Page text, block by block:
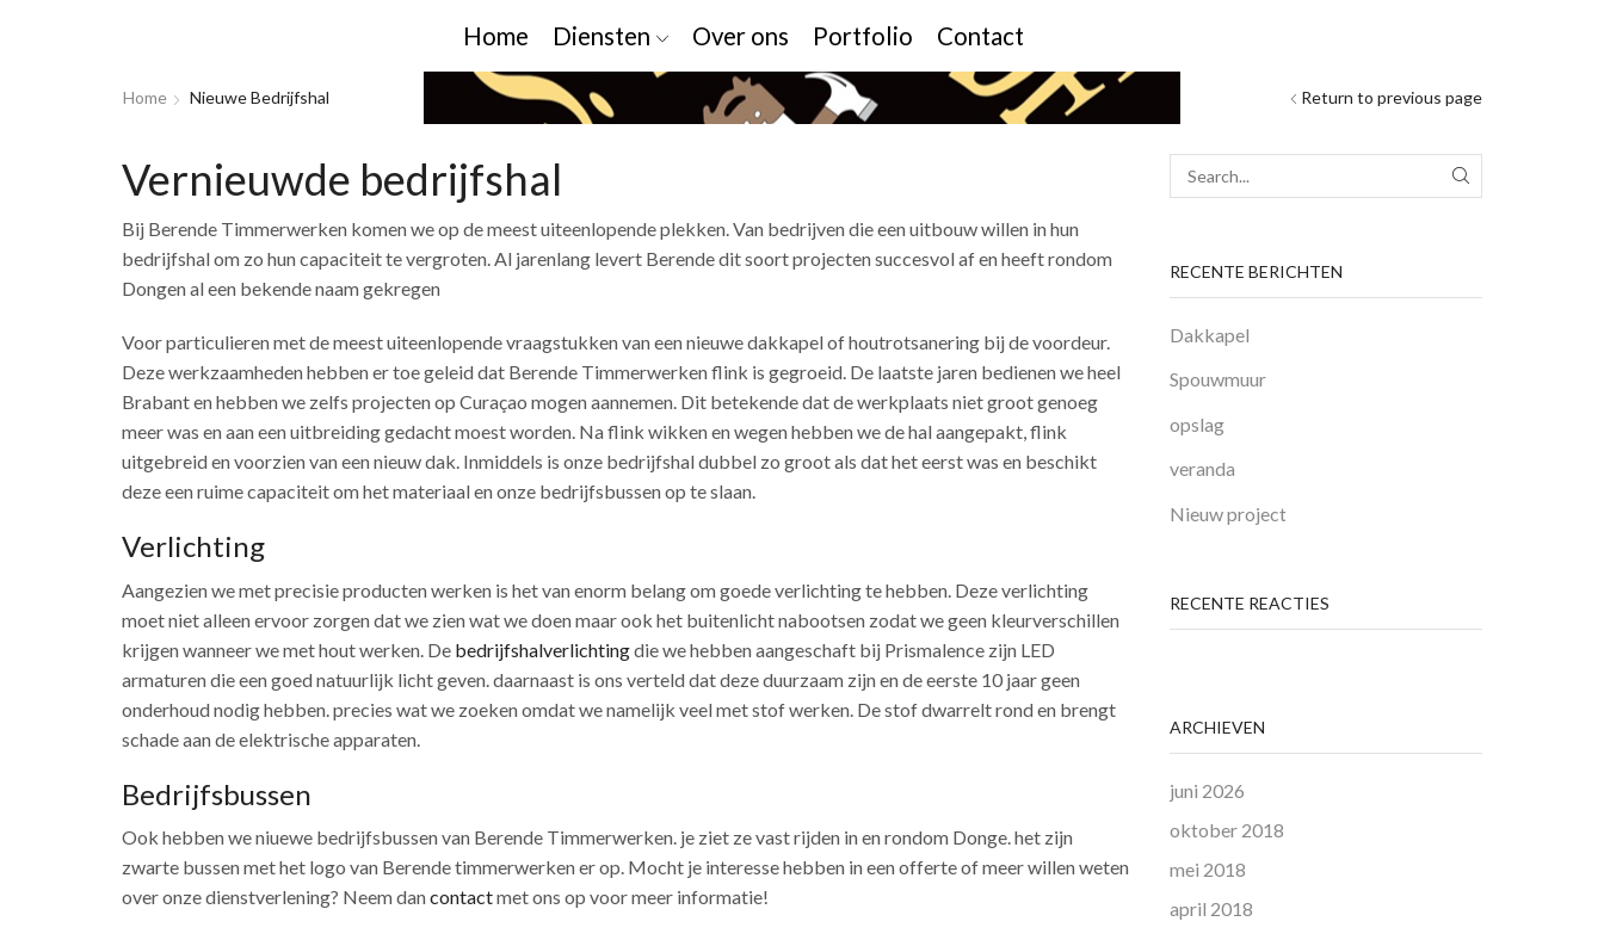
Home Diensten Over ons Portfolio Contact
Return to previous page
Home Nieuwe Bedrijfshal
Vernieuwde bedrijfshal
Bij Berende Timmerwerken komen we op de meest uiteenlopende plekken. Van bedrijven die een uitbouw willen in hun
bedrijfshal om zo hun capaciteit te vergroten. Al jarenlang levert Berende dit soort projecten succesvol af en heeft rondom
Dongen al een bekende naam gekregen
Voor particulieren met de meest uiteenlopende vraagstukken van een nieuwe dakkapel of houtrotsanering bij de voordeur.
Deze werkzaamheden hebben er toe geleid dat Berende Timmerwerken flink is gegroeid. De laatste jaren bedienen we heel
Brabant en hebben we zelfs projecten op Curaçao mogen aannemen. Dit betekende dat de werkplaats niet groot genoeg
meer was en aan een uitbreiding gedacht moest worden. Na flink wikken en wegen hebben we de hal aangepakt, flink
uitgebreid en voorzien van een nieuw dak. Inmiddels is onze bedrijfshal dubbel zo groot als dat het eerst was en beschikt
deze een ruime capaciteit om het materiaal en onze bedrijfsbussen op te slaan.
Verlichting
Aangezien we met precisie producten werken is het van enorm belang om goede verlichting te hebben. Deze verlichting
moet niet alleen ervoor zorgen dat we zien wat we doen maar ook het buitenlicht nabootsen zodat we geen kleurverschillen
krijgen wanneer we met hout werken. De bedrijfshalverlichtingdie we hebben aangeschaft bij Prismalence zijn LED
armaturen die een goed natuurlijk licht geven. daarnaast is ons verteld dat deze duurzaam zijn en de eerste 10 jaar geen
onderhoud nodig hebben. precies wat we zoeken omdat we namelijk veel met stof werken. De stof dwarrelt rond en brengt
schade aan de elektrische apparaten.
Bedrijfsbussen
Ook hebben we niuewe bedrijfsbussen van Berende Timmerwerken. je ziet ze vast rijden in en rondom Donge. het zijn
zwarte bussen met het logo van Berende timmerwerken er op. Mocht je interesse hebben in een offerte of meer willen weten
over onze dienstverlening? Neem dancontactmet ons op voor meer informatie!
SEARCH
RECENTE BERICHTEN
Dakkapel
Spouwmuur
opslag
veranda
Nieuw project
RECENTE REACTIES
ARCHIEVEN
juni 2026
oktober 2018
mei 2018
april 2018